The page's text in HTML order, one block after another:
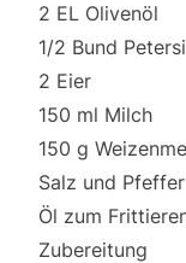
2 EL Olivenöl
1/2 Bund
2 Eier
150 ml Milch
150 g
Salz und Pfeffer
Öl zum
Zubereitung